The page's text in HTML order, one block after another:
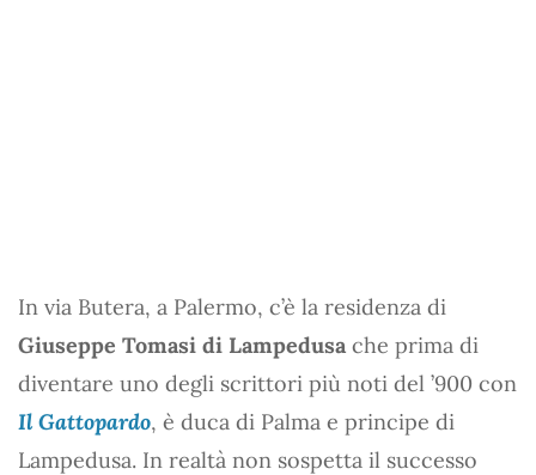
In via Butera, a Palermo, c’è la residenza di
Giuseppe Tomasi di Lampedusa che prima di
diventare uno degli scrittori più noti del ’900 con
Il Gattopardo, è duca di Palma e principe di
Lampedusa. In realtà non sospetta il successo